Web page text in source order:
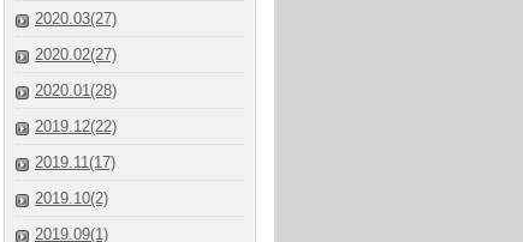
2020.03(27)
2020.02(27)
2020.01(28)
2019.12(22)
2019.11(17)
2019.10(2)
2019.09(1)